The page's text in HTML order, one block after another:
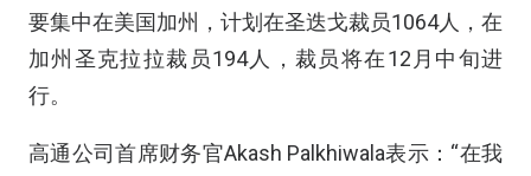
要集中在美国加州，计划在圣迭戈裁员1064人，在
加州圣克拉拉裁员194人，裁员将在12月中旬进
行。
高通公司首席财务官Akash Palkhiwala表示：“在我